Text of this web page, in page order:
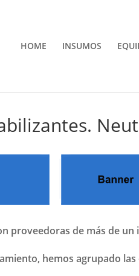
HOME INSUMOS
proveedoras de más de
hemos agrupado